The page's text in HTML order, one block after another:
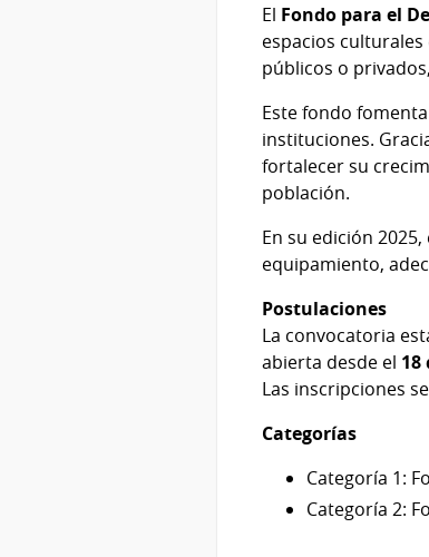
El Fondo para el
espacios
públicos o
Este fondo
instituciones.
fortalecer su
población.
En su edición
equipamiento,
Postulaciones
La convocatoria
abierta desde el 18
Las inscripciones
Categorías
Categoría 1:
Categoría 2: